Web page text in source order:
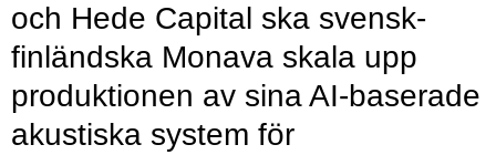
och Hede Capital ska svensk-
finländska Monava skala upp
produktionen av sina AI-baserade
akustiska system för